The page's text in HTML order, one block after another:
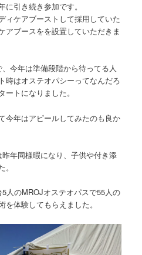
引き続き参加です。
ィケアブーストして採用していた
アブースをを設置していただきま
今年は準備段階から待ってる人
時はオステオパシーってなんだろ
トになりました。
今年はアピールしてみたのも良か
年同様暇になり、子供や付き添
人のMROJオステオパスで55人の
体験してもらえました。